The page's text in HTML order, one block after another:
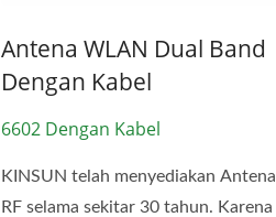
Antena WLAN Dual Band
Dengan Kabel
6602 Dengan Kabel
KINSUN telah menyediakan Antena
RF selama sekitar 30 tahun. Karena